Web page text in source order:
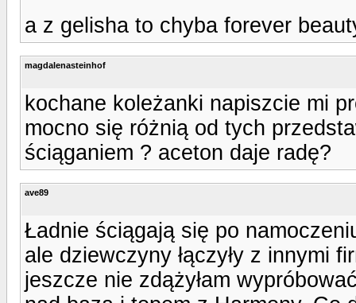
a z gelisha to chyba forever
magdalenasteinhof
kochane koleżanki napiszcie mi
mocno się różnią od tych
ściąganiem ? aceton daje radę?
ave89
Ładnie ściągają się po
ale dziewczyny łączyły z innymi
jeszcze nie zdążyłam